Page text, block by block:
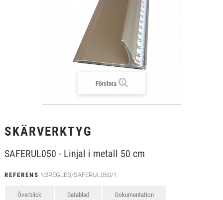
Förstora
SKÄRVERKTYG
SAFERUL050 - Linjal i metall 50 cm
REFERENS N2REGLES/SAFERUL050/1
Överblick Datablad Dokumentation